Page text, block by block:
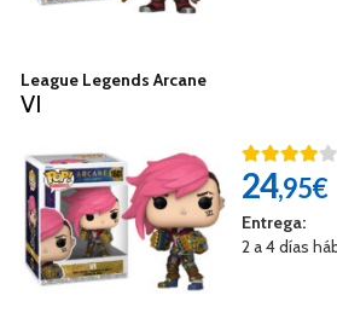
League Legends Arcane
VI
24,95€
Entrega:
2 a 4 días